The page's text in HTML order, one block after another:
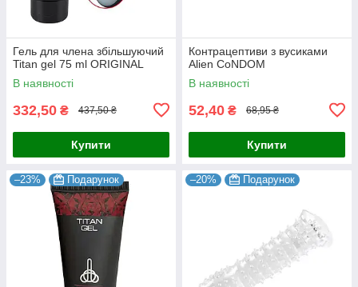
Гель для члена збільшуючий
Titan gel 75 ml ORIGINAL
В наявності
332,50 ₴ 437,50 ₴
Купити
Контрацептиви з вусиками
Alien CoNDOM
В наявності
52,40 ₴ 68,95 ₴
Купити
–23% Подарунок –20% Подарунок